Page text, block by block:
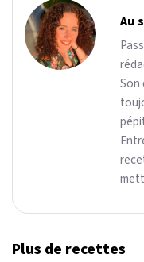
Au
Plus de recettes